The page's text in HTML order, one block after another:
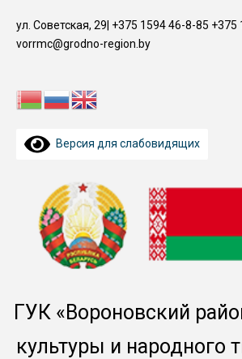
содержимому
ул. Советская, 29| +375 1594 46-8-85 +375
vorrmc@grodno-region.by
Версия для слабовидящих
ГУК «Вороновский
культуры и народного